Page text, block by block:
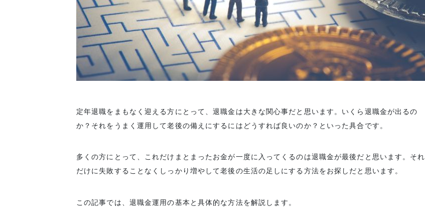
定年退職をまもなく迎える方にとって、退職金は大きな関心事だと思います。いくら退職金が出るの
か？それをうまく運用して老後の備えにするにはどうすれば良いのか？といった具合です。
多くの方にとって、これだけまとまったお金が一度に入ってくるのは退職金が最後だと思います。それ
だけに失敗することなくしっかり増やして老後の生活の足しにする方法をお探しだと思います。
この記事では、退職金運用の基本と具体的な方法を解説します。